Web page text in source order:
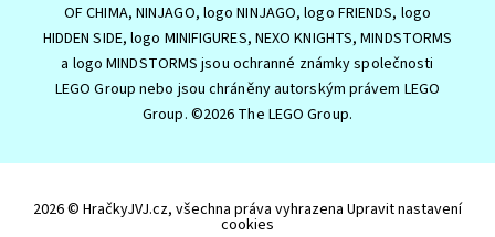
OF CHIMA, NINJAGO, logo NINJAGO, logo FRIENDS, logo
HIDDEN SIDE, logo MINIFIGURES, NEXO KNIGHTS, MINDSTORMS
a logo MINDSTORMS jsou ochranné známky společnosti
LEGO Group nebo jsou chráněny autorským právem LEGO
Group. ©2026 The LEGO Group.
2026 © HračkyJVJ.cz, všechna práva vyhrazena Upravit nastavení
cookies